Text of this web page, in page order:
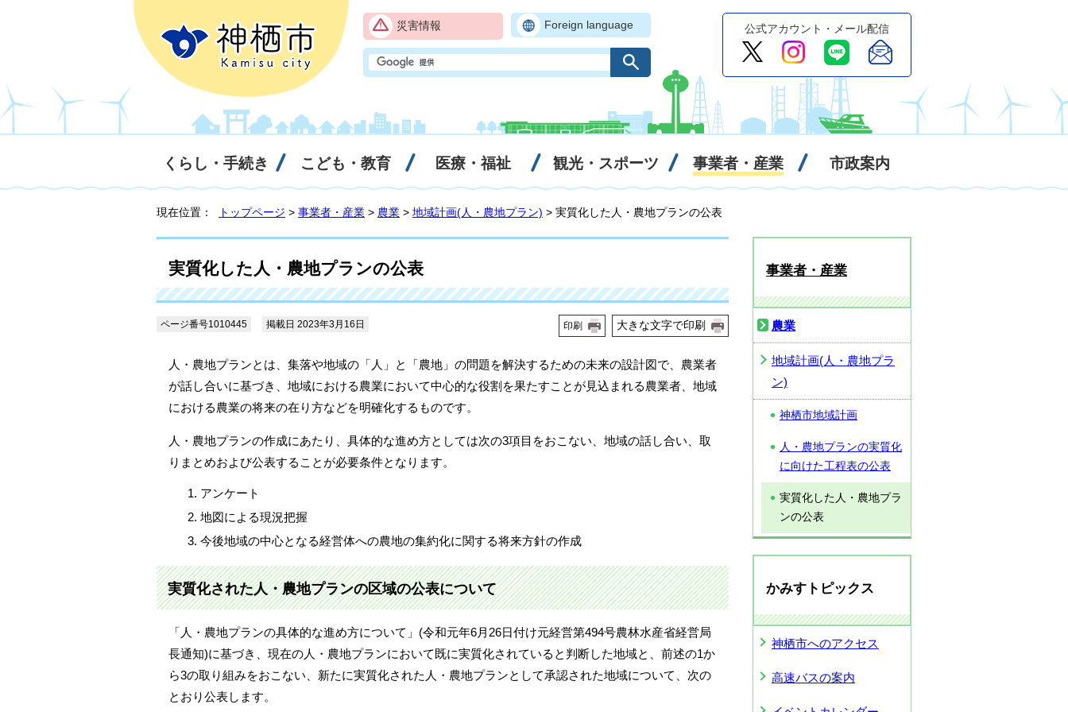
災害情報 Foreign language 公式アカウント・メール配信
くらし・手続き こども・教育 医療・福祉 観光・スポーツ 事業者・産業 市政案内
現在位置： トップページ > 事業者・産業 > 農業 > 地域計画(人・農地プラン) > 実質化した人・農地プランの公表
実質化した人・農地プランの公表
ページ番号1010445 掲載日 2023年3月16日 印刷 大きな文字で印刷
人・農地プランとは、集落や地域の「人」と「農地」の問題を解決するための未来の設計図で、農業者
が話し合いに基づき、地域における農業において中心的な役割を果たすことが見込まれる農業者、地域
における農業の将来の在り方などを明確化するものです。
人・農地プランの作成にあたり、具体的な進め方としては次の3項目をおこない、地域の話し合い、取
りまとめおよび公表することが必要条件となります。
アンケート
地図による現況把握
今後地域の中心となる経営体への農地の集約化に関する将来方針の作成
実質化された人・農地プランの区域の公表について
「人・農地プランの具体的な進め方について」(令和元年6月26日付け元経営第494号農林水産省経営局
長通知)に基づき、現在の人・農地プランにおいて既に実質化されていると判断した地域と、前述の1か
ら3の取り組みをおこない、新たに実質化された人・農地プランとして承認された地域について、次の
とおり公表します。
事業者・産業
農業
地域計画(人・農地プラ
ン)
神栖市地域計画
人・農地プランの実質化
に向けた工程表の公表
実質化した人・農地プラ
ンの公表
かみすトピックス
神栖市へのアクセス
高速バスの案内